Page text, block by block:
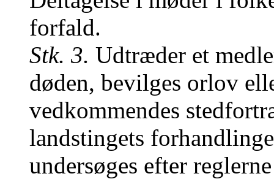
forfald.
Stk. 3. Udtræder et
døden, bevilges orlov
vedkommendes
landstingets
undersøges efter